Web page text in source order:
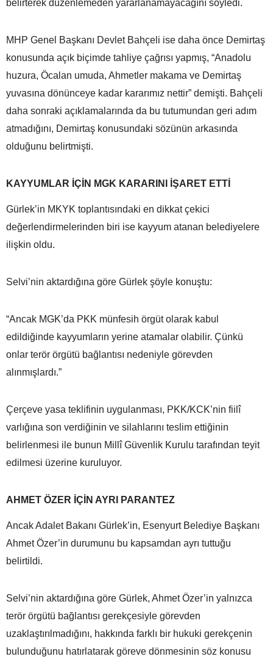
belirterek düzenlemeden yararlanamayacağını söyledi.
MHP Genel Başkanı Devlet Bahçeli ise daha önce Demirtaş
konusunda açık biçimde tahliye çağrısı yapmış, “Anadolu
huzura, Öcalan umuda, Ahmetler makama ve Demirtaş
yuvasına dönünceye kadar kararımız nettir” demişti. Bahçeli
daha sonraki açıklamalarında da bu tutumundan geri adım
atmadığını, Demirtaş konusundaki sözünün arkasında
olduğunu belirtmişti.
KAYYUMLAR İÇİN MGK KARARINI İŞARET ETTİ
Gürlek’in MKYK toplantısındaki en dikkat çekici
değerlendirmelerinden biri ise kayyum atanan belediyelere
ilişkin oldu.
Selvi’nin aktardığına göre Gürlek şöyle konuştu:
“Ancak MGK’da PKK münfesih örgüt olarak kabul
edildiğinde kayyumların yerine atamalar olabilir. Çünkü
onlar terör örgütü bağlantısı nedeniyle görevden
alınmışlardı.”
Çerçeve yasa teklifinin uygulanması, PKK/KCK’nin fiilî
varlığına son verdiğinin ve silahlarını teslim ettiğinin
belirlenmesi ile bunun Millî Güvenlik Kurulu tarafından teyit
edilmesi üzerine kuruluyor.
AHMET ÖZER İÇİN AYRI PARANTEZ
Ancak Adalet Bakanı Gürlek’in, Esenyurt Belediye Başkanı
Ahmet Özer’in durumunu bu kapsamdan ayrı tuttuğu
belirtildi.
Selvi’nin aktardığına göre Gürlek, Ahmet Özer’in yalnızca
terör örgütü bağlantısı gerekçesiyle görevden
uzaklaştırılmadığını, hakkında farklı bir hukuki gerekçenin
bulunduğunu hatırlatarak göreve dönmesinin söz konusu